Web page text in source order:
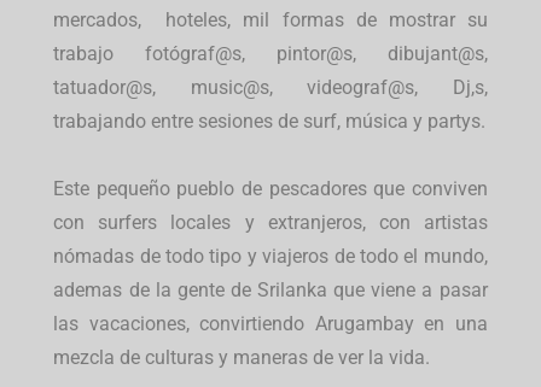
mercados, hoteles, mil formas de mostrar su
trabajo fotógraf@s, pintor@s, dibujant@s,
tatuador@s, music@s, videograf@s, Dj,s,
trabajando entre sesiones de surf, música y partys.
Este pequeño pueblo de pescadores que conviven
con surfers locales y extranjeros, con artistas
nómadas de todo tipo y viajeros de todo el mundo,
ademas de la gente de Srilanka que viene a pasar
las vacaciones, convirtiendo Arugambay en una
mezcla de culturas y maneras de ver la vida.